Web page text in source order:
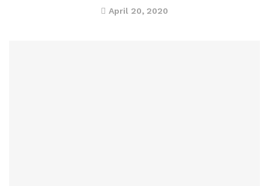
April 20, 2020